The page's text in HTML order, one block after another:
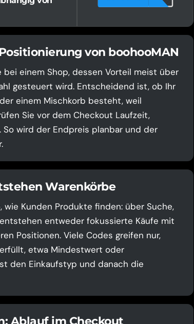
von boohooMAN
einem Shop, dessen Vorteil meist über
gesteuert wird. Entscheidend ist, ob Ihr
einem Mischkorb besteht, weil
Sie vor dem Checkout Laufzeit,
wird der Endpreis planbar und der
Warenkörbe
wie Kunden Produkte finden: über Suche,
entweder fokussierte Käufe mit
Positionen. Viele Codes greifen nur,
etwa Mindestwert oder
den Einkaufstyp und danach die
Ablauf im Checkout